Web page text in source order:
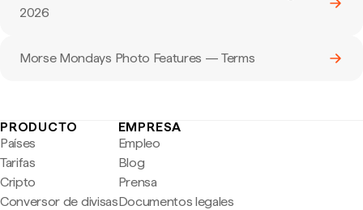
2026
Morse Mondays Photo Features — Terms
PRODUCTO
Países
Tarifas
Cripto
Conversor de divisas
EMPRESA
Empleo
Blog
Prensa
Documentos legales